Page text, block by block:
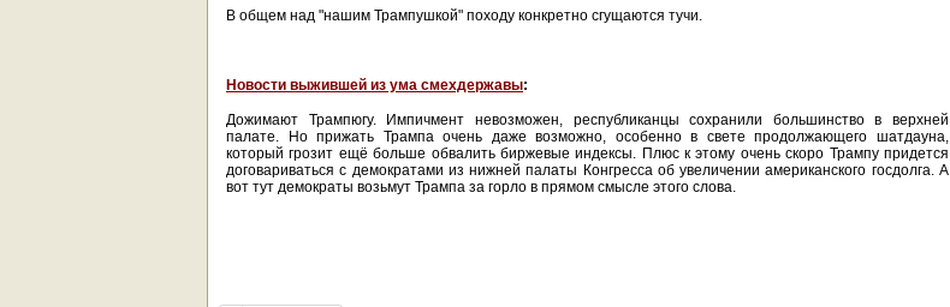
В общем над "нашим Трампушкой" походу конкретно сгущаются тучи.
Новости выжившей из ума смехдержавы:
Дожимают Трампюгу. Импичмент невозможен, республиканцы сохранили большинство в верхней
палате. Но прижать Трампа очень даже возможно, особенно в свете продолжающего шатдауна,
который грозит ещё больше обвалить биржевые индексы. Плюс к этому очень скоро Трампу придется
договариваться с демократами из нижней палаты Конгресса об увеличении американского госдолга. А
вот тут демократы возьмут Трампа за горло в прямом смысле этого слова.